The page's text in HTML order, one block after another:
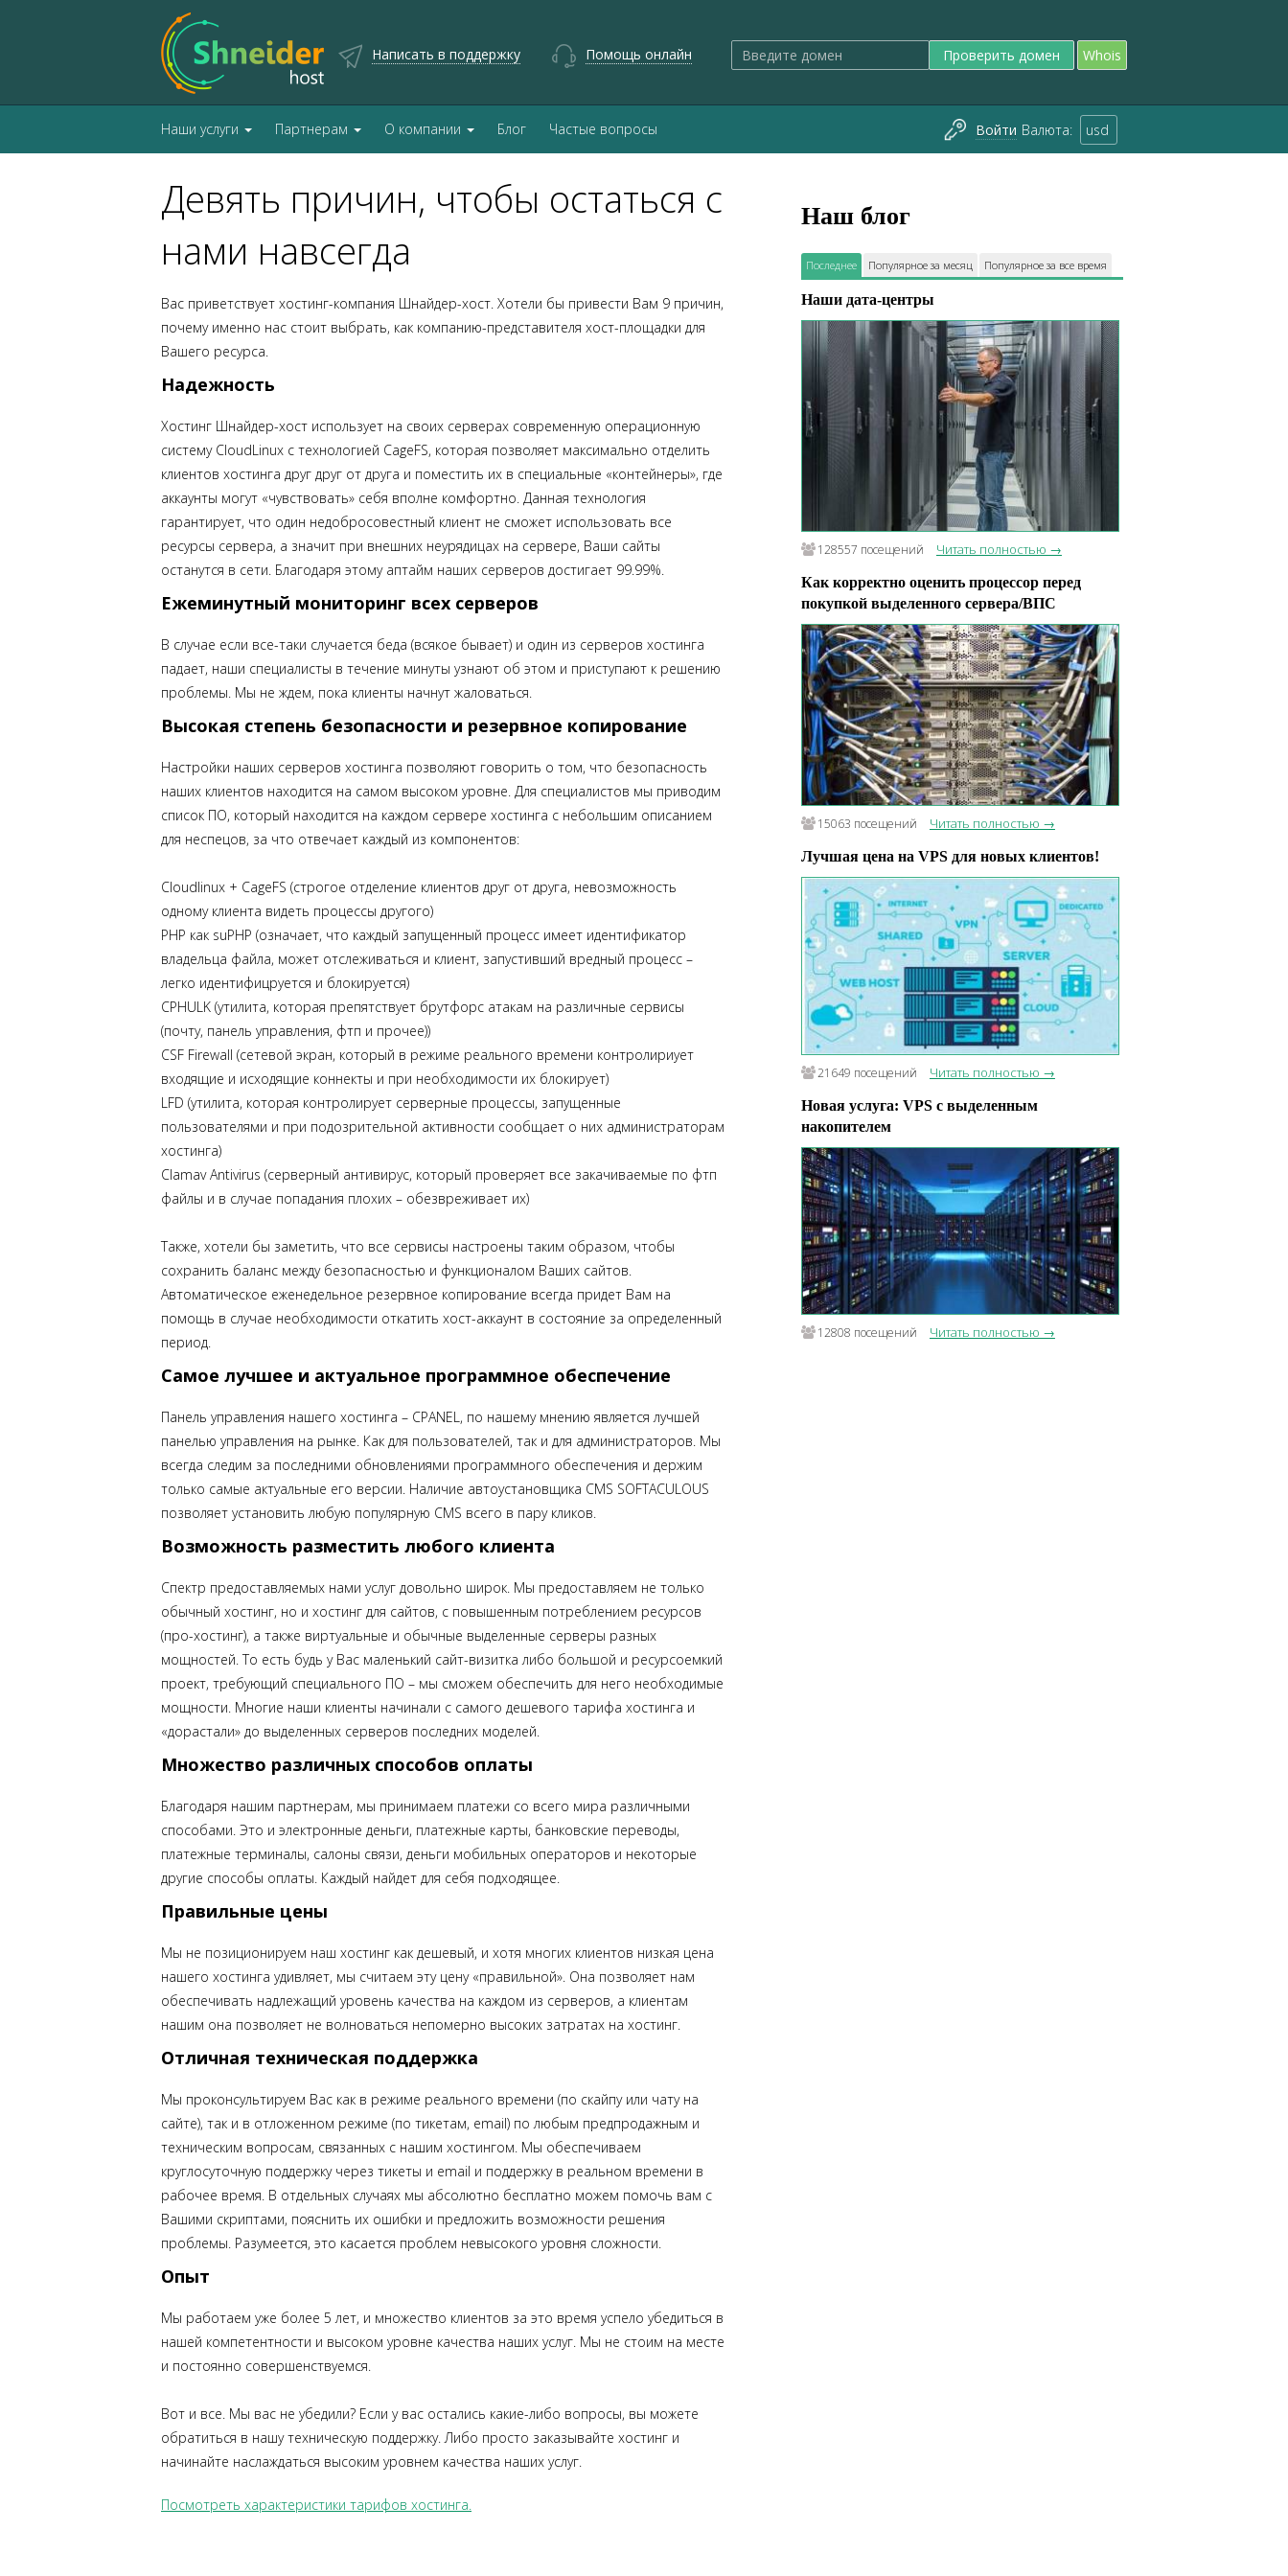
Написать в поддержку Помощь онлайн Проверить домен Whois
Наши услуги Партнерам О компании Блог Частые вопросы Войти Валюта: usd
Девять причин, чтобы остаться с
нами навсегда
Вас приветствует хостинг-компания Шнайдер-хост. Хотели бы привести Вам 9 причин,
почему именно нас стоит выбрать, как компанию-представителя хост-площадки для
Вашего ресурса.
Надежность
Хостинг Шнайдер-хост использует на своих серверах современную операционную
систему CloudLinux с технологией CageFS, которая позволяет максимально отделить
клиентов хостинга друг друг от друга и поместить их в специальные «контейнеры», где
аккаунты могут «чувствовать» себя вполне комфортно. Данная технология
гарантирует, что один недобросовестный клиент не сможет использовать все
ресурсы сервера, а значит при внешних неурядицах на сервере, Ваши сайты
останутся в сети. Благодаря этому аптайм наших серверов достигает 99.99%.
Ежеминутный мониторинг всех серверов
В случае если все-таки случается беда (всякое бывает) и один из серверов хостинга
падает, наши специалисты в течение минуты узнают об этом и приступают к решению
проблемы. Мы не ждем, пока клиенты начнут жаловаться.
Высокая степень безопасности и резервное копирование
Настройки наших серверов хостинга позволяют говорить о том, что безопасность
наших клиентов находится на самом высоком уровне. Для специалистов мы приводим
список ПО, который находится на каждом сервере хостинга с небольшим описанием
для неспецов, за что отвечает каждый из компонентов:
Cloudlinux + CageFS (строгое отделение клиентов друг от друга, невозможность
одному клиента видеть процессы другого)
PHP как suPHP (означает, что каждый запущенный процесс имеет идентификатор
владельца файла, может отслеживаться и клиент, запустивший вредный процесс –
легко идентифицруется и блокируется)
CPHULK (утилита, которая препятствует брутфорс атакам на различные сервисы
(почту, панель управления, фтп и прочее))
CSF Firewall (сетевой экран, который в режиме реального времени контролириует
входящие и исходящие коннекты и при необходимости их блокирует)
LFD (утилита, которая контролирует серверные процессы, запущенные
пользователями и при подозрительной активности сообщает о них администраторам
хостинга)
Clamav Antivirus (серверный антивирус, который проверяет все закачиваемые по фтп
файлы и в случае попадания плохих – обезвреживает их)
Также, хотели бы заметить, что все сервисы настроены таким образом, чтобы
сохранить баланс между безопасностью и функционалом Ваших сайтов.
Автоматическое еженедельное резервное копирование всегда придет Вам на
помощь в случае необходимости откатить хост-аккаунт в состояние за определенный
период.
Самое лучшее и актуальное программное обеспечение
Панель управления нашего хостинга – CPANEL, по нашему мнению является лучшей
панелью управления на рынке. Как для пользователей, так и для администраторов. Мы
всегда следим за последними обновлениями программного обеспечения и держим
только самые актуальные его версии. Наличие автоустановщика CMS SOFTACULOUS
позволяет установить любую популярную CMS всего в пару кликов.
Возможность разместить любого клиента
Спектр предоставляемых нами услуг довольно широк. Мы предоставляем не только
обычный хостинг, но и хостинг для сайтов, с повышенным потреблением ресурсов
(про-хостинг), а также виртуальные и обычные выделенные серверы разных
мощностей. То есть будь у Вас маленький сайт-визитка либо большой и ресурсоемкий
проект, требующий специального ПО – мы сможем обеспечить для него необходимые
мощности. Многие наши клиенты начинали с самого дешевого тарифа хостинга и
«дорастали» до выделенных серверов последних моделей.
Множество различных способов оплаты
Благодаря нашим партнерам, мы принимаем платежи со всего мира различными
способами. Это и электронные деньги, платежные карты, банковские переводы,
платежные терминалы, салоны связи, деньги мобильных операторов и некоторые
другие способы оплаты. Каждый найдет для себя подходящее.
Правильные цены
Мы не позиционируем наш хостинг как дешевый, и хотя многих клиентов низкая цена
нашего хостинга удивляет, мы считаем эту цену «правильной». Она позволяет нам
обеспечивать надлежащий уровень качества на каждом из серверов, а клиентам
нашим она позволяет не волноваться непомерно высоких затратах на хостинг.
Отличная техническая поддержка
Мы проконсультируем Вас как в режиме реального времени (по скайпу или чату на
сайте), так и в отложенном режиме (по тикетам, email) по любым предпродажным и
техническим вопросам, связанных с нашим хостингом. Мы обеспечиваем
круглосуточную поддержку через тикеты и email и поддержку в реальном времени в
рабочее время. В отдельных случаях мы абсолютно бесплатно можем помочь вам с
Вашими скриптами, пояснить их ошибки и предложить возможности решения
проблемы. Разумеется, это касается проблем невысокого уровня сложности.
Опыт
Мы работаем уже более 5 лет, и множество клиентов за это время успело убедиться в
нашей компетентности и высоком уровне качества наших услуг. Мы не стоим на месте
и постоянно совершенствуемся.
Вот и все. Мы вас не убедили? Если у вас остались какие-либо вопросы, вы можете
обратиться в нашу техническую поддержку. Либо просто заказывайте хостинг и
начинайте наслаждаться высоким уровнем качества наших услуг.
Посмотреть характеристики тарифов хостинга.
Наш блог
Последнее Популярное за месяц Популярное за все время
Наши дата-центры
128557 посещений Читать полностью →
Как корректно оценить процессор перед
покупкой выделенного сервера/ВПС
15063 посещений Читать полностью →
Лучшая цена на VPS для новых клиентов!
21649 посещений Читать полностью →
Новая услуга: VPS с выделенным
накопителем
12808 посещений Читать полностью →